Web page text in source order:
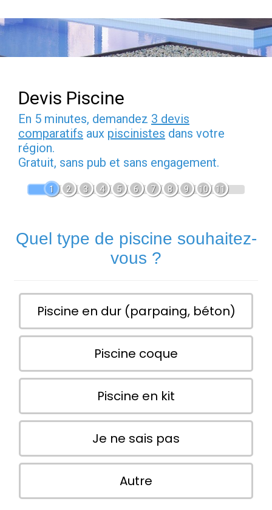
Devis Piscine
En 5 minutes, demandez 3 devis
comparatifs aux piscinistes dans votre
région.
Gratuit, sans pub et sans engagement.
1 2 3 4 5 6 7 8 9 10 11
Quel type de piscine souhaitez-
vous ?
Piscine en dur (parpaing, béton)
Piscine coque
Piscine en kit
Je ne sais pas
Autre